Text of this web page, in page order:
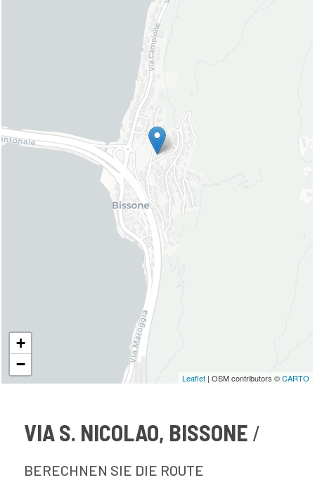
+
−
Leaflet | OSM contributors ©CARTO
VIA S. NICOLAO, BISSONE
BERECHNEN SIE DIE ROUTE